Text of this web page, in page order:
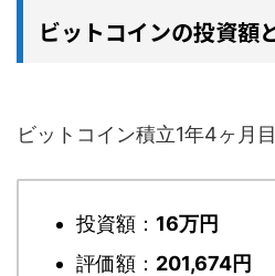
ビットコインの投資額
ビットコイン積立1年4ヶ月目
投資額： 16万円
評価額： 201,674円